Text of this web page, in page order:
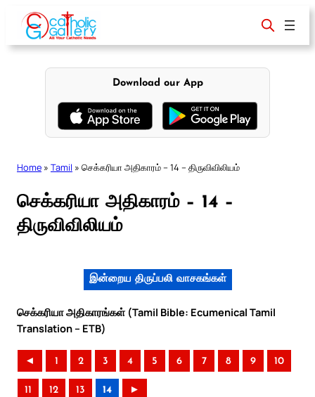
content
Download our App
Home » Tamil » செக்கரியா அதிகாரம் – 14 – திருவிவிலியம்
செக்கரியா அதிகாரம் – 14 –
திருவிவிலியம்
இன்றைய திருப்பலி வாசகங்கள்
செக்கரியா அதிகாரங்கள் (Tamil Bible: Ecumenical Tamil
Translation – ETB)
◄ 1 2 3 4 5 6 7 8 9 10
11 12 13 14 ►